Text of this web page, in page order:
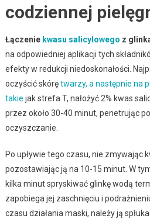
codziennej
Łączenie kwasu salicylowego z
na odpowiedniej aplikacji tych
efekty w redukcji niedoskonałości.
oczyścić skórętwarzy, a następnie na
takie jak strefa T, nałożyć 2% kwas
przez około 30-40 minut, penetrując
oczyszczanie.
Po upływie tego czasu, nie zmywając
pozostawiając ją na 10-15 minut. W
kilka minut spryskiwać glinkę wodą
zapobiega jej zaschnięciu i
czasu działania maski, należy ją